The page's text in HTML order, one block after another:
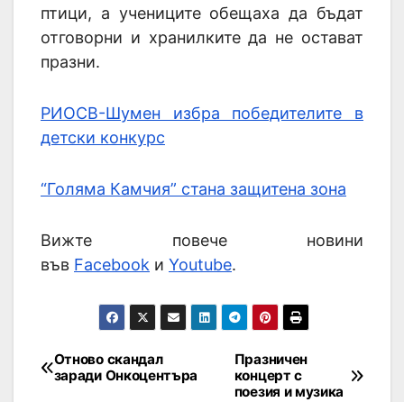
птици, а учениците обещаха да бъдат
отговорни и хранилките да не остават
празни.
РИОСВ-Шумен избра победителите в
детски конкурс
“Голяма Камчия” стана защитена зона
Вижте повече новини
във Facebook и Youtube.
Празничен
концерт с
поезия и музика
Отново скандал
заради Онкоцентъра